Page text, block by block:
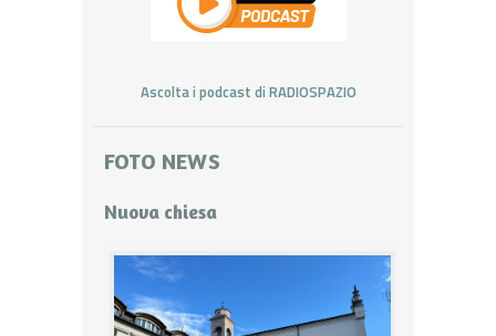
Ascolta i podcast di RADIOSPAZIO
FOTO NEWS
Nuova chiesa